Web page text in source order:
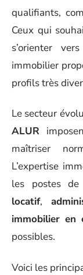
qualifiants,
Ceux qui
s’orienter
immobilier
profils très
Le secteur
ALUR
maîtriser
L’expertise
les postes de
locatif,
immobilier en
possibles.
Voici les